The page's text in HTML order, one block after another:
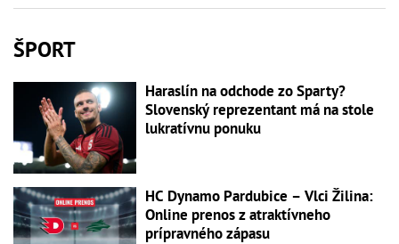
ŠPORT
Haraslín na odchode zo Sparty?
Slovenský reprezentant má na stole
lukratívnu ponuku
HC Dynamo Pardubice – Vlci Žilina:
Online prenos z atraktívneho
prípravného zápasu